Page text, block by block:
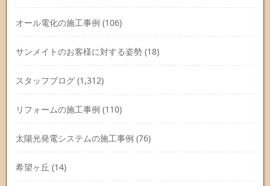
オール電化の施工事例 (106)
サンメイトのお客様に対する姿勢 (18)
スタッフブログ (1,312)
リフォームの施工事例 (110)
太陽光発電システムの施工事例 (76)
希望ヶ丘 (14)